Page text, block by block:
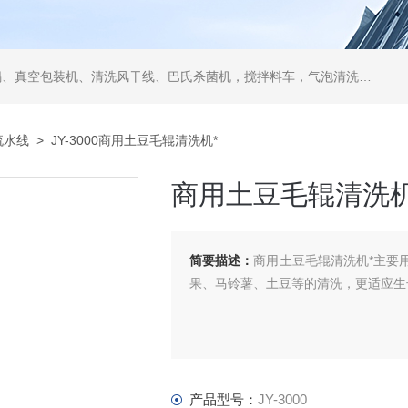
装机、清洗风干线、巴氏杀菌机，搅拌料车，气泡清洗机，翻转风干机
水线 > JY-3000商用土豆毛辊清洗机*
商用土豆毛辊清洗
简要描述：商用土豆毛辊清洗机*主要
果、马铃薯、土豆等的清洗，更适应
产品型号： JY-3000